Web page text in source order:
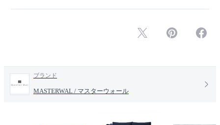
ブランド
MASTERWAL / マスターウォール